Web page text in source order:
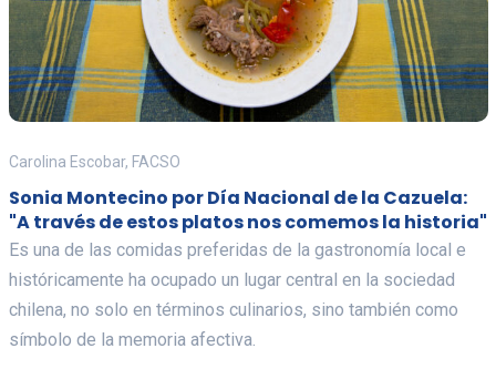
Carolina Escobar, FACSO
Sonia Montecino por Día Nacional de la Cazuela:
"A través de estos platos nos comemos la historia"
Es una de las comidas preferidas de la gastronomía local e
históricamente ha ocupado un lugar central en la sociedad
chilena, no solo en términos culinarios, sino también como
símbolo de la memoria afectiva.